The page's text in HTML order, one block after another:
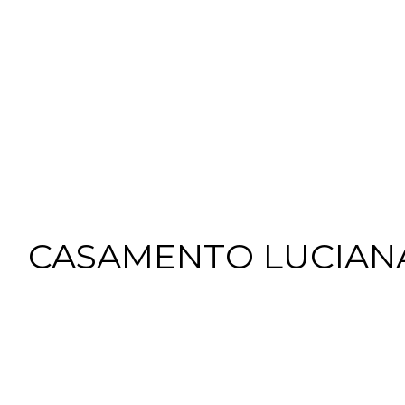
CASAMENTO